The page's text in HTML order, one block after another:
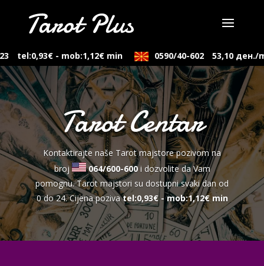
tel:0,93€ - mob:1,12€ min 0590/40-602 53,10 ден./min
Tarot Centar
Kontaktirajte naše Tarot majstore pozivom na
broj
064/600-600 i dozvolite da Vam
pomognu. Tarot majstori su dostupni svaki dan od
0 do 24. Cijena pozivatel:0,93€ - mob:1,12€ min